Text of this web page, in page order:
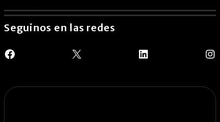
Seguinos en las redes
Facebook X LinkedIn